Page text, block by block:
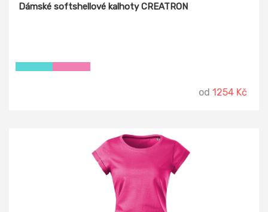
Dámské softshellové kalhoty CREATRON
od 1254 Kč